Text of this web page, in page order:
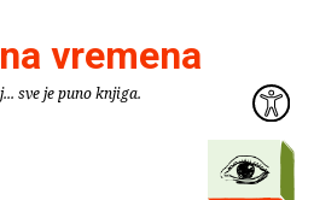
vremena
sve je puno knjiga.